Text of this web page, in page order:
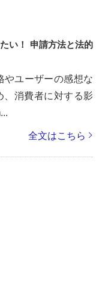
い！ 申請方法と法的
やユーザーの感想な
、消費者に対する影
全文はこちら